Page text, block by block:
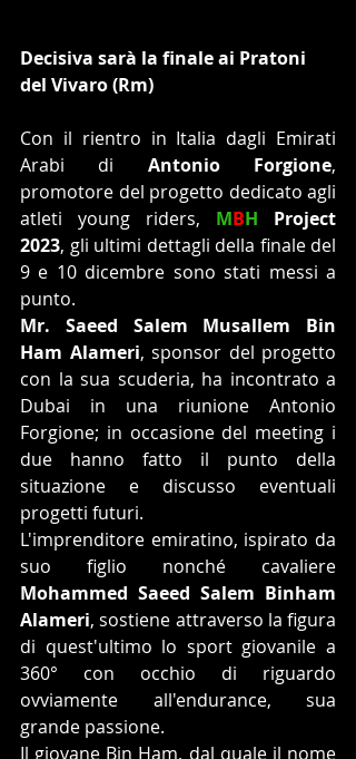
Decisiva sarà la finale ai Pratoni
del Vivaro (Rm)
Con il rientro in Italia dagli Emirati
Arabi di Antonio Forgione,
promotore del progetto dedicato agli
atleti young riders, MBH Project
2023, gli ultimi dettagli della finale del
9 e 10 dicembre sono stati messi a
punto.
Mr. Saeed Salem Musallem Bin
Ham Alameri, sponsor del progetto
con la sua scuderia, ha incontrato a
Dubai in una riunione Antonio
Forgione; in occasione del meeting i
due hanno fatto il punto della
situazione e discusso eventuali
progetti futuri.
L'imprenditore emiratino, ispirato da
Mohammed Saeed Salem Binham
Alameri, sostiene attraverso la figura
di quest'ultimo lo sport giovanile a
360° con occhio di riguardo
ovviamente all'endurance, sua
grande passione.
Il giovane Bin Ham, dal quale il nome